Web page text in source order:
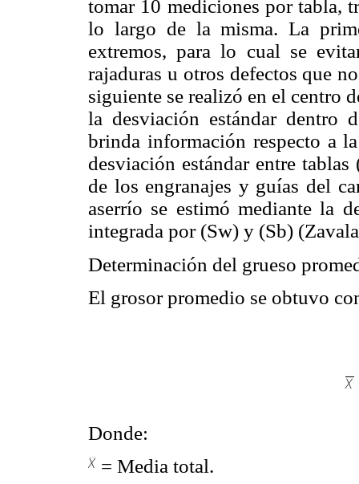
tomar 10 mediciones por tabla,
lo largo de la misma. La
extremos, para lo cual se
rajaduras u otros defectos que
siguiente se realizó en el centro
la desviación estándar dentro
brinda información respecto a
desviación estándar entre
de los engranajes y guías del
aserrío se estimó mediante la
integrada por (Sw) y (Sb)
Determinación del grueso
El grosor promedio se obtuvo
Donde:
= Media total.